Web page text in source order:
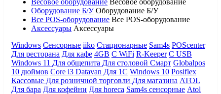
Оборудование Б/У Оборудование Б/У
Все POS-оборудование Все POS-оборудование
Аксессуары Аксессуары
Windows Сенсорные iiko Стационарные Sam4s POScenter
Для ресторана Для кафе 4GB С WiFi R-Keeper С USB
Windows 11 Для общепита Для столовой Смарт Globalpos
10 дюймов Core i3 Datavan Для 1С Windows 10 Posiflex
Кассовые Для розничной торговли Для магазина ATOL
Для бара Для кофейни Для horeca Sam4s сенсорные Atol